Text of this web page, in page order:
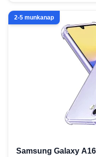
2-5 munkanap
Samsung Galaxy